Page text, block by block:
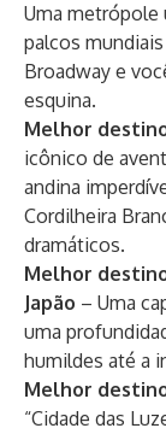
Uma metrópole
palcos
Broadway e
esquina.
Melhor
icônico de
andina
Cordilheira
dramáticos.
Melhor
Japão – Uma
uma
humildes até a
Melhor
“Cidade das